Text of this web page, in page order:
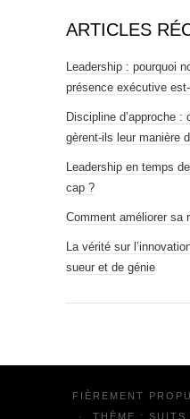
ARTICLES
Leadership : pourquoi
présence exécutive
Discipline d’approche
gèrent-ils leur manière
Leadership en temps
cap ?
Comment améliorer sa
La vérité sur
sueur et de génie
FIÈREMENT
·
THÈME : SUITS